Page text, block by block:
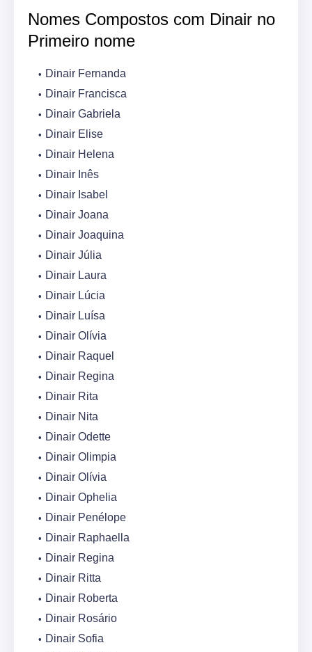
Nomes Compostos com Dinair no
Primeiro nome
Dinair Fernanda
Dinair Francisca
Dinair Gabriela
Dinair Elise
Dinair Helena
Dinair Inês
Dinair Isabel
Dinair Joana
Dinair Joaquina
Dinair Júlia
Dinair Laura
Dinair Lúcia
Dinair Luísa
Dinair Olívia
Dinair Raquel
Dinair Regina
Dinair Rita
Dinair Nita
Dinair Odette
Dinair Olimpia
Dinair Olívia
Dinair Ophelia
Dinair Penélope
Dinair Raphaella
Dinair Regina
Dinair Ritta
Dinair Roberta
Dinair Rosário
Dinair Sofia